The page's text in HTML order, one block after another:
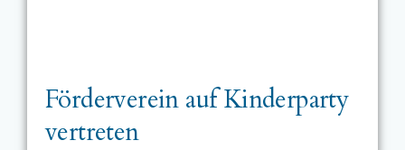
Förderverein auf Kinderparty
vertreten